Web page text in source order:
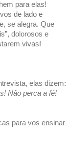
para elas!
de lado e
se alegra. Que
dolorosos e
vivas!
elas dizem:
Não perca a fé!
para vos ensinar